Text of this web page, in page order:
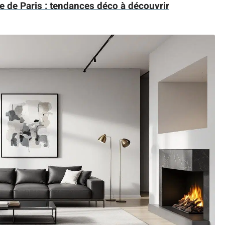
de Paris : tendances déco à découvrir